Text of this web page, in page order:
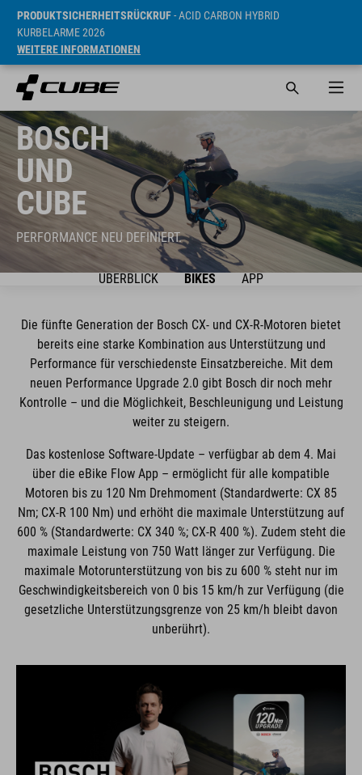
PRODUKTSICHERHEITSRÜCKRUF- ACID CARBON HYBRID
KURBELARME 2026
WEITERE INFORMATIONEN
BOSCH
UND
CUBE
PERFORMANCE NEU DEFINIERT.
ÜBERBLICK BIKES APP
Die fünfte Generation der Bosch CX- und CX-R-Motoren bietet
bereits eine starke Kombination aus Unterstützung und
Performance für verschiedenste Einsatzbereiche. Mit dem
neuen Performance Upgrade 2.0 gibt Bosch dir noch mehr
Kontrolle – und die Möglichkeit, Beschleunigung und Leistung
weiter zu steigern.
Das kostenlose Software-Update – verfügbar ab dem 4. Mai
über die eBike Flow App – ermöglicht für alle kompatible
Motoren bis zu 120 Nm Drehmoment (Standardwerte: CX 85
Nm; CX-R 100 Nm) und erhöht die maximale Unterstützung auf
600 % (Standardwerte: CX 340 %; CX-R 400 %). Zudem steht die
maximale Leistung von 750 Watt länger zur Verfügung. Die
maximale Motorunterstützung von bis zu 600 % steht nur im
Geschwindigkeitsbereich von 0 bis 15 km/h zur Verfügung (die
gesetzliche Unterstützungsgrenze von 25 km/h bleibt davon
unberührt).